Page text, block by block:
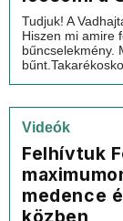
Tudjuk! A
Hiszen mi amire
bűncselekmény.
Videók
Felhívtuk
medence
közben